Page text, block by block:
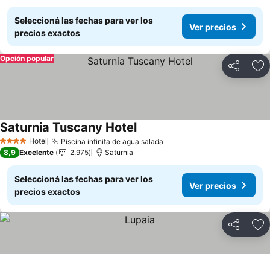
Seleccioná las fechas para ver los
precios exactos
Ver precios
Compartir
Opción popular
4 EstrellasHotel Piscina infinita de agua salada
Saturnia Tuscany HotelVer precios
8,9 Excelente 2.975 Saturnia
Seleccioná las fechas para ver los
precios exactos
Ver precios
Compartir